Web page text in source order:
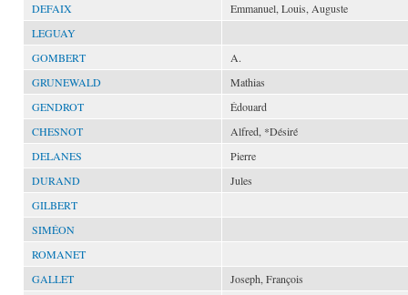
DEFAIX
Emmanuel, Louis, Auguste
LEGUAY
GOMBERT
A.
GRUNEWALD
Mathias
GENDROT
Édouard
CHESNOT
Alfred, *Désiré
DELANES
Pierre
DURAND
Jules
GILBERT
SIMÉON
ROMANET
GALLET
Joseph, François